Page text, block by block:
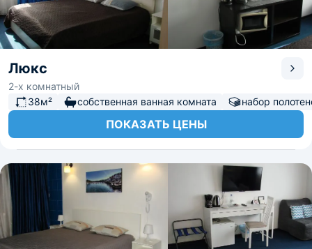
Люкс
2-х комнатный
38м²
собственная ванная комната набор
ПОКАЗАТЬ ЦЕНЫ